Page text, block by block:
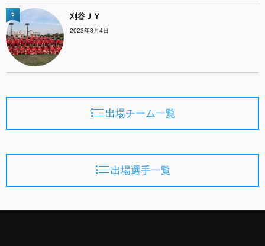
刈谷ＪＹ
2023年8月4日
5
出場チーム一覧
出場選手一覧